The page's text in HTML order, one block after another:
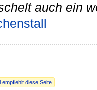
empfiehlt diese Seite
auch ein